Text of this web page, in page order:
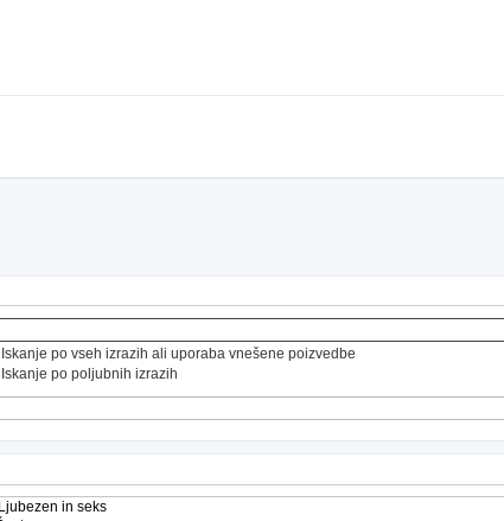
Iskanje po vseh izrazih ali uporaba vnešene poizvedbe
Iskanje po poljubnih izrazih